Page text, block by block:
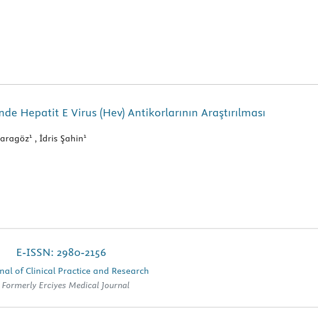
Hepatit E Virus (Hev) Antikorlarının Araştırılması
1 , İdris Şahin1
E-ISSN: 2980-2156
of Clinical Practice and Research
Formerly Erciyes Medical Journal